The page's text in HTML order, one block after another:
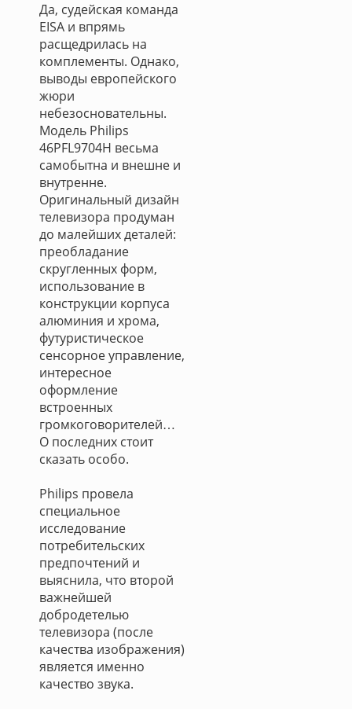
Да, судейская команда
EISA и впрямь
расщедрилась на
комплементы. Однако,
выводы европейского
жюри
небезосновательны.
Модель Philips
46PFL9704H весьма
самобытна и внешне и
внутренне.
Оригинальный дизайн
телевизора продуман
до малейших деталей:
преобладание
скругленных форм,
использование в
конструкции корпуса
алюминия и хрома,
футуристическое
сенсорное управление,
интересное
оформление
встроенных
громкоговорителей…
О последних стоит
сказать особо.
Philips провела
специальное
исследование
потребительских
предпочтений и
выяснила, что второй
важнейшей
добродетелью
телевизора (после
качества изображения)
является именно
качество звука.